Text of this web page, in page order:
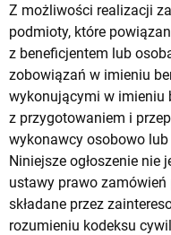
Z możliwości realizacji
podmioty, które
z beneficjentem lub
zobowiązań w imieniu
wykonującymi w imieniu
z przygotowaniem i
wykonawcy osobowo lub
Niniejsze ogłoszenie nie
ustawy prawo
składane przez
rozumieniu kodeksu